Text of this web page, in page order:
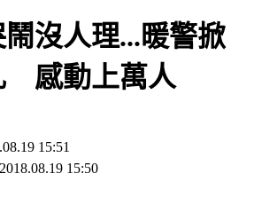
沒人理...暖警掀
感動上萬人
15:51
15:50